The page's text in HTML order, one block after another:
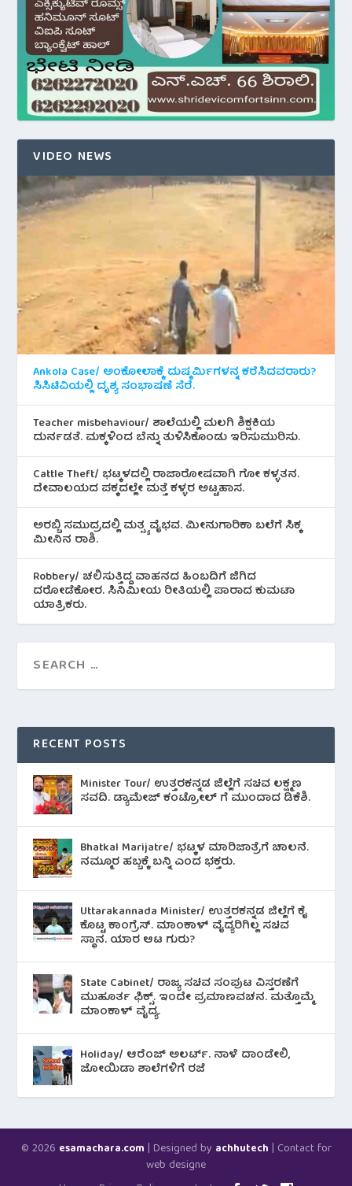
VIDEO NEWS
Ankola Case/ ಅಂಕೋಲಾಕ್ಕೆ ದುಷ್ಕರ್ಮಿಗಳನ್ನ ಕರೆಸಿದವರಾರು?
ಸಿಸಿಟಿವಿಯಲ್ಲಿ ದೃಶ್ಯ ಸಂಭಾಷಣೆ ಸೆರೆ.
Teacher misbehaviour/ ಶಾಲೆಯಲ್ಲಿ ಮಲಗಿ ಶಿಕ್ಷಕಿಯ
ದುರ್ನಡತೆ. ಮಕ್ಕಳಿಂದ ಬೆನ್ನು ತುಳಿಸಿಕೊಂಡು ಇರಿಸುಮುರಿಸು.
Cattle Theft/ ಭಟ್ಕಳದಲ್ಲಿ ರಾಜಾರೋಷವಾಗಿ ಗೋ ಕಳ್ಳತನ.
ದೇವಾಲಯದ ಪಕ್ಕದಲ್ಲೇ ಮತ್ತೆ ಕಳ್ಳರ ಅಟ್ಟಹಾಸ.
ಅರಬ್ಬಿ ಸಮುದ್ರದಲ್ಲಿ ಮತ್ಸ್ಯ ವೈಭವ. ಮೀನುಗಾರಿಕಾ ಬಲೆಗೆ ಸಿಕ್ಕ
ಮೀನಿನ‌ ರಾಶಿ.
Robbery/ ಚಲಿಸುತ್ತಿದ್ದ ವಾಹನದ ಹಿಂಬದಿಗೆ ಜಿಗಿದ
ದರೋಡೆಕೋರ. ಸಿನಿಮೀಯ ರೀತಿಯಲ್ಲಿ ಪಾರಾದ ಕುಮಟಾ
ಯಾತ್ರಿಕರು.
RECENT POSTS
Minister Tour/ ಉತ್ತರಕನ್ನಡ ಜಿಲ್ಲೆಗೆ ಸಚಿವ ಲಕ್ಷ್ಮಣ
ಸವದಿ. ಡ್ಯಾಮೇಜ್ ಕಂಟ್ರೋಲ್ ಗೆ ಮುಂದಾದ ಡಿಕೆಶಿ.
Bhatkal Marijatre/ ಭಟ್ಕಳ ಮಾರಿಜಾತ್ರೆಗೆ ಚಾಲನೆ.
ನಮ್ಮೂರ ಹಬ್ಬಕ್ಕೆ ಬನ್ನಿ ಎಂದ ಭಕ್ತರು.
Uttarakannada Minister/ ಉತ್ತರಕನ್ನಡ ಜಿಲ್ಲೆಗೆ ಕೈ
ಕೊಟ್ಟ ಕಾಂಗ್ರೆಸ್. ಮಾಂಕಾಳ್ ವೈದ್ಯರಿಗಿಲ್ಲ ಸಚಿವ
ಸ್ಥಾನ. ಯಾರ ಆಟ ಗುರು?
State Cabinet/ ರಾಜ್ಯ ಸಚಿವ ಸಂಪುಟ ವಿಸ್ತರಣೆಗೆ
ಮುಹೂರ್ತ ಫಿಕ್ಸ್. ಇಂದೇ ಪ್ರಮಾಣವಚನ. ಮತ್ತೊಮ್ಮೆ
ಮಾಂಕಾಳ್ ವೈದ್ಯ.
Holiday/ ಆರೆಂಜ್ ಅಲರ್ಟ್. ನಾಳೆ ದಾಂಡೇಲಿ,
ಜೋಯಿಡಾ ಶಾಲೆಗಳಿಗೆ ರಜೆ
© 2026 esamachara.com | Designed by achhutech | Contact for
web designe